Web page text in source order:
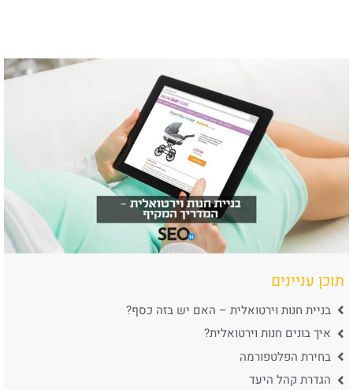
תוכן עניינים
בניית חנות וירטואלית – האם יש בזה כסף?
איך בונים חנות וירטואלית?
בחירת הפלטפורמה
הגדרת קהל היעד